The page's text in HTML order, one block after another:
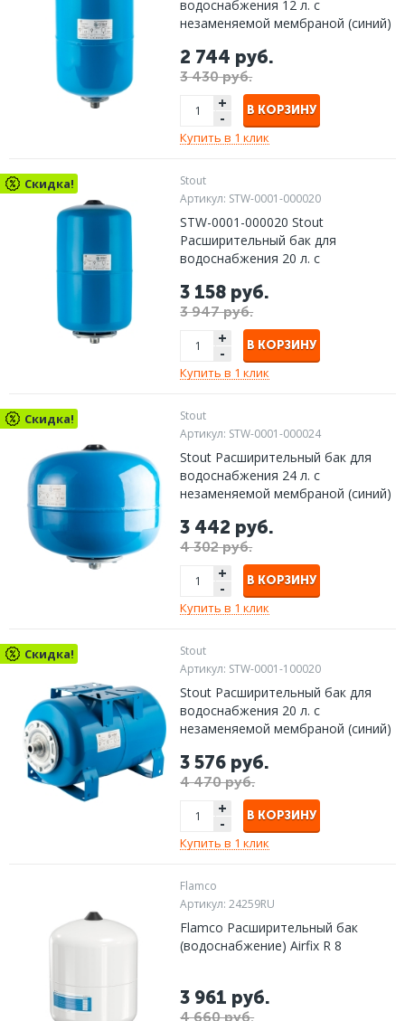
водоснабжения 12 л. с
незаменяемой мембраной (синий)
2 744 руб.
3 430 руб.
+
- В КОРЗИНУ
Купить в 1 клик
Скидка!
Stout
Артикул: STW-0001-000020
STW-0001-000020 Stout
Расширительный бак для
водоснабжения 20 л. с
3 158 руб.
3 947 руб.
+
- В КОРЗИНУ
Купить в 1 клик
Скидка!
Stout
Артикул: STW-0001-000024
Stout Расширительный бак для
водоснабжения 24 л. с
незаменяемой мембраной (синий)
3 442 руб.
4 302 руб.
+
- В КОРЗИНУ
Купить в 1 клик
Скидка!
Stout
Артикул: STW-0001-100020
Stout Расширительный бак для
водоснабжения 20 л. с
незаменяемой мембраной (синий)
3 576 руб.
4 470 руб.
+
- В КОРЗИНУ
Купить в 1 клик
Flamco
Артикул:24259RU
Flamco Расширительный бак
(водоснабжение) Airfix R 8
3 961 руб.
4 660 руб.